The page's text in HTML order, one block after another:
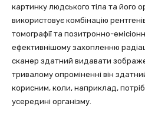
картинку людського тіла та його
використовує комбінацію
томографії та позитронно-
ефективнішому захопленню
сканер здатний видавати
тривалому опроміненні він
корисним, коли, наприклад,
усередині організму.